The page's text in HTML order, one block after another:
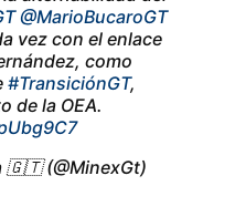
@MarioBucaroGT
vez con el enlace
como
#TransiciónGT,
de la OEA.
🇬🇹 (@MinexGt)